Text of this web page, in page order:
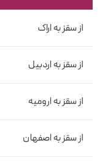
از سقز به اراک
از سقز به اردبیل
از سقز به ارومیه
از سقز به اصفهان